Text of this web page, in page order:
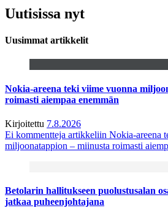
Uutisissa nyt
Uusimmat artikkelit
Nokia-areena teki viime vuonna
roimasti aiempaa enemmän
Kirjoitettu 7.8.2026
Ei kommentteja artikkeliin Nokia-areena
miljoonatappion – miinusta roimasti
Betolarin hallitukseen puolustusalan
jatkaa puheenjohtajana